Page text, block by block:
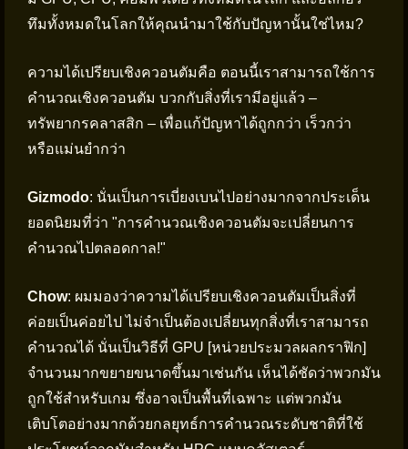
ทึมทั้งหมดในโลกให้คุณนำมาใช้กับปัญหานั้นใช่ไหม?
ความได้เปรียบเชิงควอนตัมคือ ตอนนี้เราสามารถใช้การ
คำนวณเชิงควอนตัม บวกกับสิ่งที่เรามีอยู่แล้ว –
ทรัพยากรคลาสสิก – เพื่อแก้ปัญหาได้ถูกกว่า เร็วกว่า
หรือแม่นยำกว่า
Gizmodo: นั่นเป็นการเบี่ยงเบนไปอย่างมากจากประเด็น
ยอดนิยมที่ว่า "การคำนวณเชิงควอนตัมจะเปลี่ยนการ
คำนวณไปตลอดกาล!"
Chow: ผมมองว่าความได้เปรียบเชิงควอนตัมเป็นสิ่งที่
ค่อยเป็นค่อยไป ไม่จำเป็นต้องเปลี่ยนทุกสิ่งที่เราสามารถ
คำนวณได้ นั่นเป็นวิธีที่ GPU [หน่วยประมวลผลกราฟิก]
จำนวนมากขยายขนาดขึ้นมาเช่นกัน เห็นได้ชัดว่าพวกมัน
ถูกใช้สำหรับเกม ซึ่งอาจเป็นพื้นที่เฉพาะ แต่พวกมัน
เติบโตอย่างมากด้วยกลยุทธ์การคำนวณระดับชาติที่ใช้